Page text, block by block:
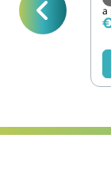
a